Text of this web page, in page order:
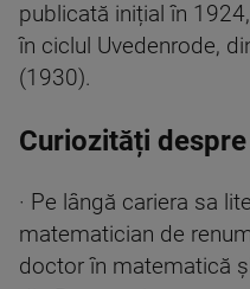
publicată inițial în
în ciclul Uvedenrode,
(1930).
Curiozități
· Pe lângă cariera sa
matematician de
doctor în matematică